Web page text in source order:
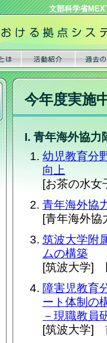
文部科学省
今年度実施
I. 青年海外協力
幼児教育分
向上
[お茶の水
青年海外協
[青年海外
筑波大学附
ムの構築
[筑波大学]
障害児教育
ート体制の
－現職教員
[筑波大学]